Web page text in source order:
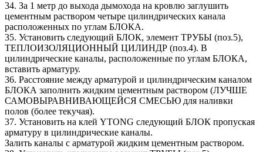
34. За 1 метр до выхода дымохода на кровлю заглушить
цементным раствором четыре цилиндрических канала
расположенных по углам БЛОКА.
35. Установить следующий БЛОК, элемент ТРУБЫ (поз.5),
ТЕПЛОИЗОЛЯЦИОННЫЙ ЦИЛИНДР (поз.4). В
цилиндрические каналы, расположенные по углам БЛОКА,
вставить арматуру.
36. Расстояние между арматурой и цилиндрическим каналом
БЛОКА заполнить жидким цементным раствором (ЛУЧШЕ
САМОВЫРАВНИВАЮЩЕЙСЯ СМЕСЬЮ для наливки
полов (более текучая).
37. Установить на клей YTONG следующий БЛОК пропуская
арматуру в цилиндрические каналы.
Залить каналы с арматурой жидким цементным раствором.